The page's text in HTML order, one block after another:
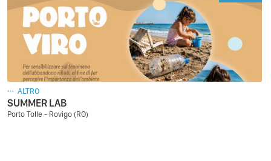
ALTRO
SUMMER LAB
Porto Tolle - Rovigo (RO)